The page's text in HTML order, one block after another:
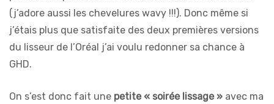
(j’adore aussi les chevelures wavy !!!). Donc même si
j’étais plus que satisfaite des deux premières versions
du lisseur de l’Oréal j’ai voulu redonner sa chance à
GHD.
On s’est donc fait une petite « soirée lissage » avec ma